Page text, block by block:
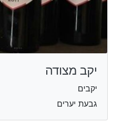
יקב מצודה
יקבים
גבעת יערים